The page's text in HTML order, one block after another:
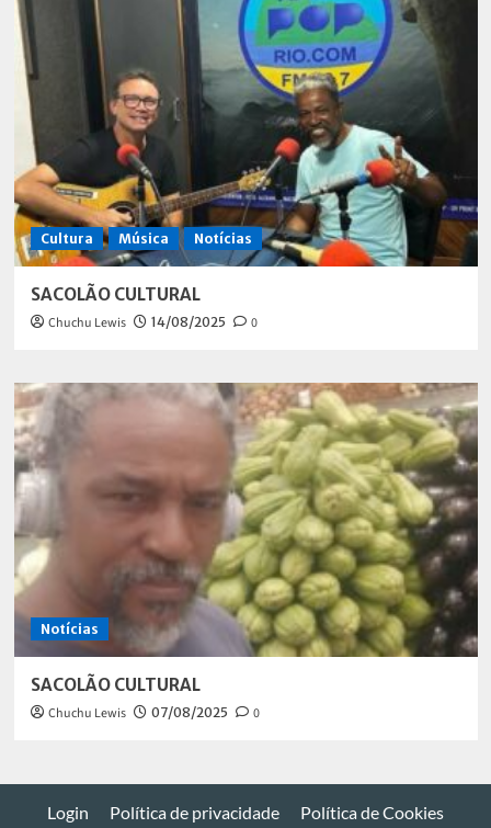
Cultura Música Notícias
SACOLÃO CULTURAL
Chuchu Lewis 14/08/2025 0
Notícias
SACOLÃO CULTURAL
Chuchu Lewis 07/08/2025 0
Login Política de privacidade Política de Cookies